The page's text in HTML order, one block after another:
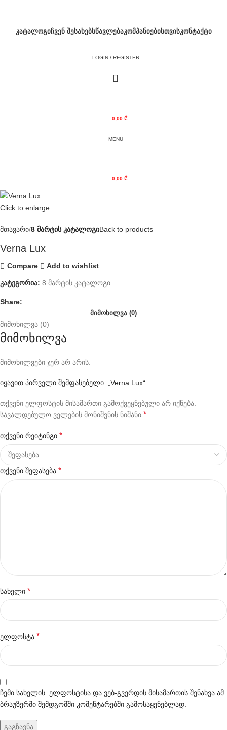
ᲙᲐᲢᲐᲚᲝᲒᲘᲩᲕᲔᲜ ᲨᲔᲡᲐᲮᲔᲑᲡᲬᲐᲕᲚᲔᲑᲐᲙᲝᲛᲞᲐᲜᲘᲔᲑᲘᲡᲗᲕᲘᲡᲙᲝᲜᲢᲐᲥᲢᲘ
LOGIN / REGISTER
0,00 ₾
MENU
0,00 ₾
Click to enlarge
მთავარი 8 მარტის კატალოგიBack to products
Verna Lux
Compare Add to wishlist
კატეგორია: 8 მარტის კატალოგი
Share:
ᲛᲘᲛᲝᲮᲘᲚᲕᲐ (0)
მიმოხილვა (0)
მიმოხილვა
მიმოხილვები ჯერ არ არის.
იყავით პირველი შემფასებელი: „Verna Lux“
თქვენი ელფოსტის მისამართი გამოქვეყნებული არ იქნება.
სავალდებულო ველების მონიშვნის ნიშანი *
თქვენი რეიტინგი *
თქვენი შეფასება *
სახელი *
ელფოსტა *
ჩემი სახელის. ელფოსტისა და ვებ-გვერდის მისამართის შენახვა ამ
ბრაუზერში შემდგომში კომენტარებში გამოსაყენებლად.